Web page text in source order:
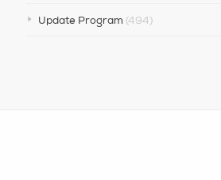
Update Program (494)